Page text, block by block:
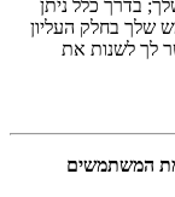
בדרך כלל ניתן
שלך בחלק העליון
לך לשנות את
המשתמשים